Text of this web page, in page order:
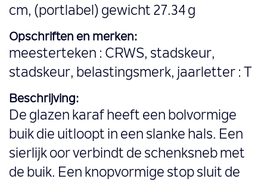
cm, (portlabel) gewicht 27.34 g
Opschriften en merken:
meesterteken : CRWS, stadskeur,
stadskeur, belastingsmerk, jaarletter : T
Beschrijving:
De glazen karaf heeft een bolvormige
buik die uitloopt in een slanke hals. Een
sierlijk oor verbindt de schenksneb met
de buik. Een knopvormige stop sluit de